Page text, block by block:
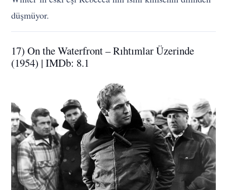
düşmüyor.
17) On the Waterfront – Rıhtımlar Üzerinde
(1954) | IMDb: 8.1